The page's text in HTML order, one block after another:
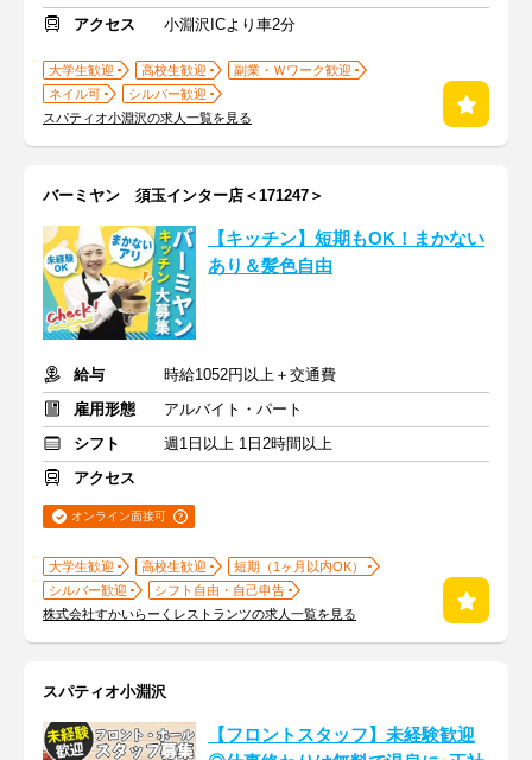
アクセス
小淵沢ICより車2分
大学生歓迎 高校生歓迎
副業・Ｗワーク歓迎
ネイル可
シルバー歓迎
スパティオ小淵沢の求人一覧を見る
バーミヤン 須玉インター店＜171247＞
【キッチン】短期もOK！まかない
あり＆髪色自由
給与
時給1052円以上＋交通費
雇用形態
アルバイト・パート
シフト
週1日以上 1日2時間以上
アクセス
オンライン面接可
大学生歓迎 高校生歓迎
短期（1ヶ月以内OK）
シルバー歓迎
シフト自由・自己申告
株式会社すかいらーくレストランツの求人一覧を見る
スパティオ小淵沢
【フロントスタッフ】未経験歓迎